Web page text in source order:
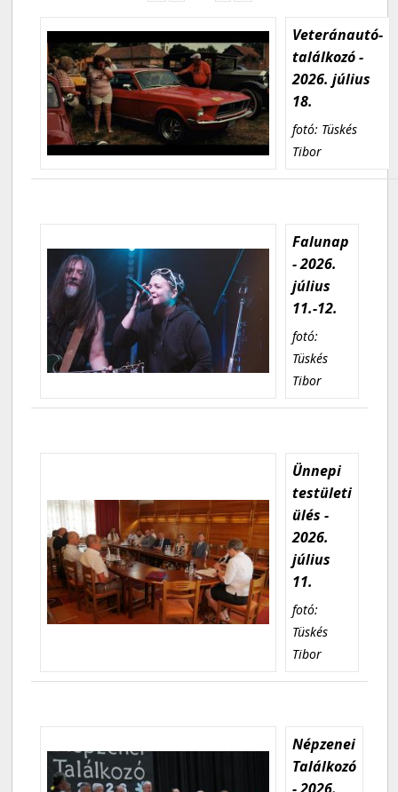
Veteránautó-
találkozó -
2026. július
18.
fotó: Tüskés
Tibor
Falunap
- 2026.
július
11.-12.
fotó:
Tüskés
Tibor
Ünnepi
testületi
ülés -
2026.
július
11.
fotó:
Tüskés
Tibor
Népzenei
Találkozó